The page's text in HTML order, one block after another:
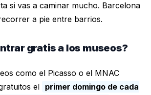
si vas a caminar mucho. Barcelona
a pie entre barrios.
gratis a los museos?
como el Picasso o el MNAC
el primer domingo de cada